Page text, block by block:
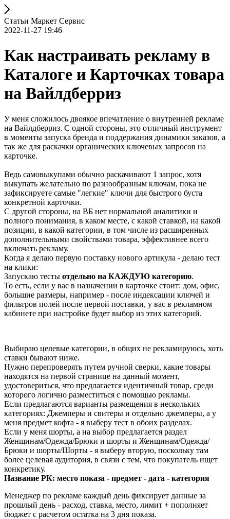
Статьи Маркет Сервис
2022-11-27 19:46
Как настраивать рекламу в
Каталоге и Карточках товара
на Вайлдберриз
У меня сложилось двоякое впечатление о внутренней рекламе
на Вайлдберриз. С одной стороны, это отличный инструмент
в моменты запуска бренда и поддержания динамики заказов, а
так же для раскачки органических ключевых запросов на
карточке.
Ведь самовыкупами обычно раскачивают 1 запрос, хотя
выкупать желательно по разнообразным ключам, пока не
зафиксируете самые "легкие" ключи для быстрого буста
конкретной карточки.
С другой стороны, на ВБ нет нормальной аналитики и
полного понимания, в каком месте, с какой ставкой, на какой
позиции, в какой категории, в том числе из расширенных
дополнительными свойствами товара, эффективнее всего
включать рекламу.
Когда я делаю первую поставку нового артикула - делаю тест
на клики:
Запускаю тесты отдельно на КАЖДУЮ категорию.
То есть, если у вас в назначении в карточке стоит: дом, офис,
большие размеры, например - после индексации ключей и
фильтров полей после первой поставки, у вас в рекламном
кабинете при настройке будет выбор из этих категорий.
Выбираю целевые категории, в общих не рекламируюсь, хоть
ставки бывают ниже.
Нужно перепроверять путем ручной сверки, какие товары
находятся на первой странице на данный момент,
удостовериться, что предлагается идентичный товар, среди
которого логично разместиться с помощью рекламы.
Если предлагаются варианты размещения в нескольких
категориях: Джемперы и свитеры и отдельно джемперы, а у
меня предмет кофта - я выберу тест в обоих разделах.
Если у меня шорты, а на выбор предлагается раздел
Женщинам/Одежда/Брюки и шорты и Женщинам/Одежда/
Брюки и шорты/Шорты - я выберу вторую, поскольку там
более целевая аудитория, в связи с тем, что покупатель ищет
конкретику.
Название РК: место показа - предмет - дата - категория
Менеджер по рекламе каждый день фиксирует данные за
прошлый день - расход, ставка, место, лимит + пополняет
бюджет с расчетом остатка на 3 дня показа.